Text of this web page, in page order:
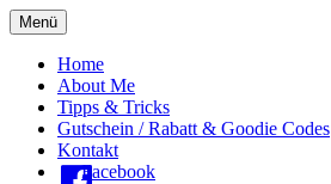
Menü
Oberes
Menü
Home
About Me
Tipps & Tricks
Gutschein / Rabatt & Goodie Codes
Kontakt
Facebook